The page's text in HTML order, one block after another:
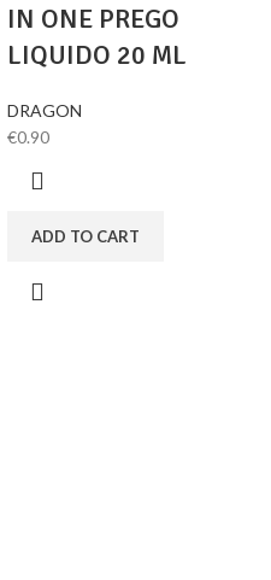
IN ONE PREGO
LIQUIDO 20 ML
DRAGON
€0.90
ADD TO CART